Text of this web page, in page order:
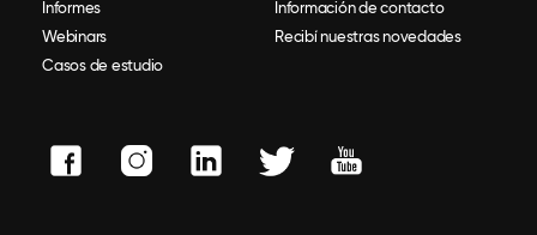
Informes
Webinars
Casos de estudio
Información de contacto
Recibí nuestras novedades